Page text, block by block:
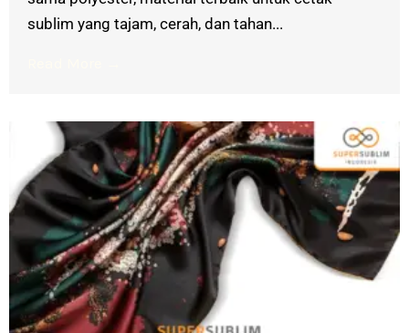
sublim yang tajam, cerah, dan tahan...